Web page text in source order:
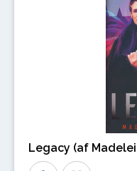
Legacy (af